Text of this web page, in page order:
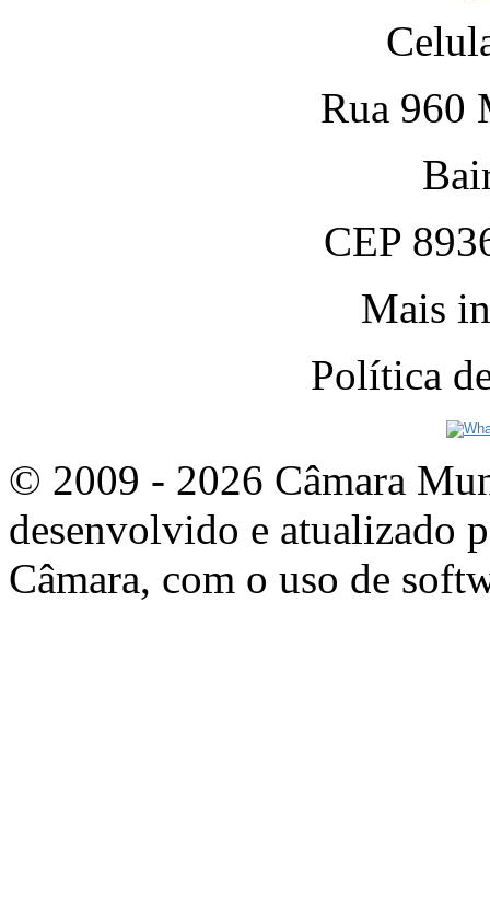
Rua 960
CEP
Mais
Política
© 2009 - 2026 Câmara
desenvolvido e atualizado
Câmara, com o uso de